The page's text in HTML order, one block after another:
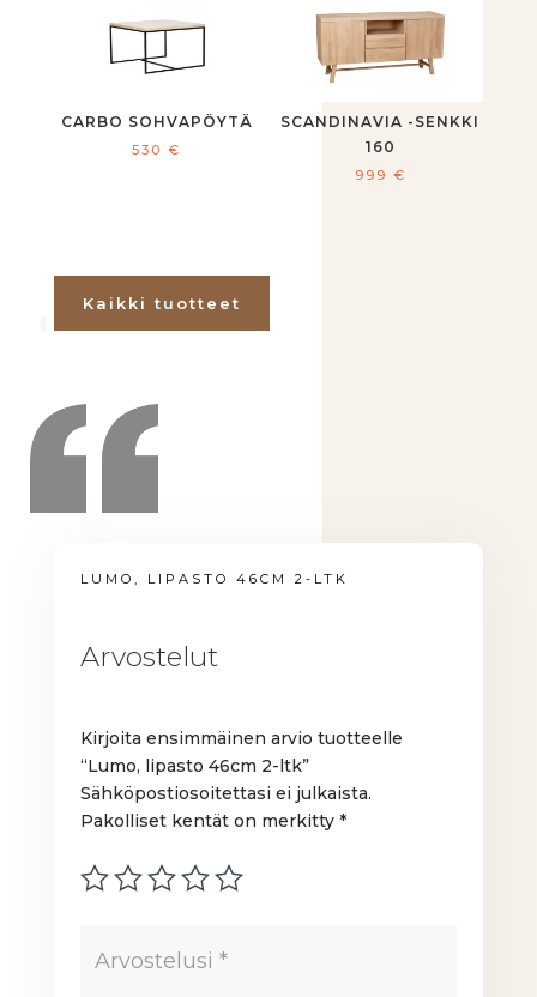
CARBO SOHVAPÖYTÄ
530€
SCANDINAVIA -SENKKI
160
999 €
Kaikki tuotteet
LUMO, LIPASTO 46CM 2-LTK
Arvostelut
Kirjoita ensimmäinen arvio tuotteelle
“Lumo, lipasto 46cm 2-ltk”
Sähköpostiosoitettasi ei julkaista.
Pakolliset kentät on merkitty*